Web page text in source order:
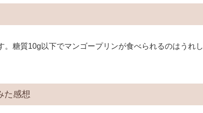
。糖質10g以下でマンゴープリンが食べられるのはうれし
た感想